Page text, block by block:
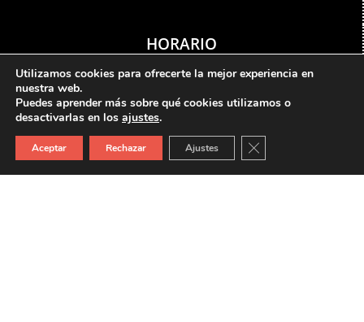
HORARIO
MAÑANAS: 9:00A 14:30
TARDES: 16:30 A 19:30
VIERNES
SOLO MAÑANAS: 9:00 A 14:30
Utilizamos cookies para ofrecerte la mejor experiencia en
nuestra web.
Puedes aprender más sobre qué cookies utilizamos o
desactivarlas en los ajustes.
Aceptar Rechazar Ajustes Cerrar el banner de